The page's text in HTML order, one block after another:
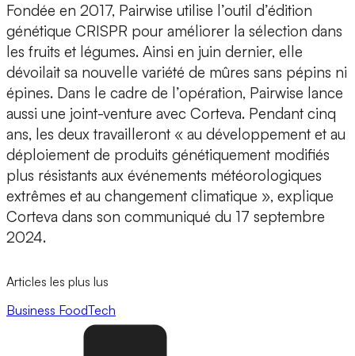
Fondée en 2017, Pairwise utilise l’outil d’édition
génétique CRISPR pour améliorer la sélection dans
les fruits et légumes. Ainsi en juin dernier, elle
dévoilait sa nouvelle variété de mûres sans pépins ni
épines. Dans le cadre de l’opération, Pairwise lance
aussi une joint-venture avec Corteva. Pendant cinq
ans, les deux travailleront « au développement et au
déploiement de produits génétiquement modifiés
plus résistants aux événements météorologiques
extrêmes et au changement climatique », explique
Corteva dans son communiqué du 17 septembre
2024.
Articles les plus lus
Business FoodTech